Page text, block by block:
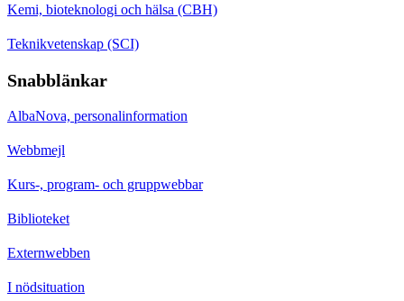
Kemi, bioteknologi och hälsa (CBH)
Teknikvetenskap (SCI)
Snabblänkar
AlbaNova, personalinformation
Webbmejl
Kurs-, program- och gruppwebbar
Biblioteket
Externwebben
I nödsituation